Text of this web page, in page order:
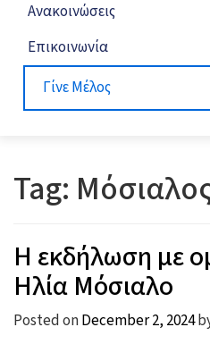
Ανακοινώσεις
Επικοινωνία
Γίνε Μέλος
Tag:
Η εκδήλωση με
Ηλία Μόσιαλο
Posted onDecember 2, 2024